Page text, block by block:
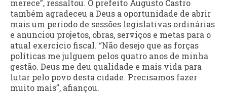
merece”, ressaltou. O prefeito Augusto Castro
também agradeceu a Deus a oportunidade de abrir
mais um período de sessões legislativas ordinárias
e anunciou projetos, obras, serviços e metas para o
atual exercício fiscal. “Não desejo que as forças
políticas me julguem pelos quatro anos de minha
gestão. Deus me deu qualidade e mais vida para
lutar pelo povo desta cidade. Precisamos fazer
muito mais”, afiançou.